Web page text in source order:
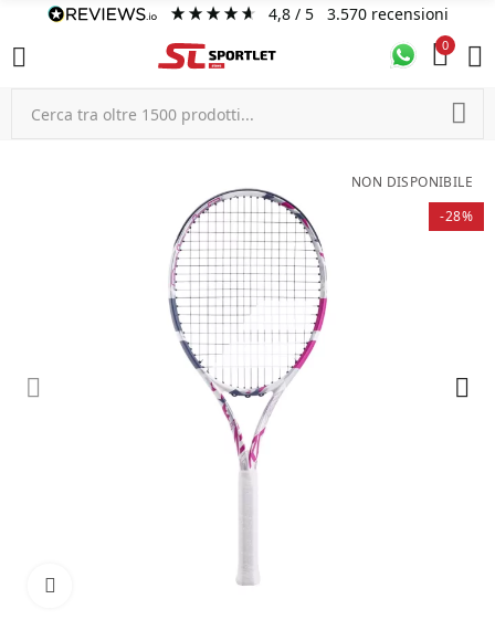
4,8/ 5 3.570 recensioni
0
NON DISPONIBILE
-28%